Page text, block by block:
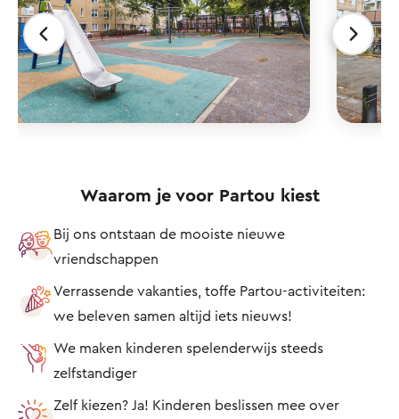
Waarom je voor Partou kiest
Bij ons ontstaan de mooiste nieuwe
vriendschappen
Verrassende vakanties, toffe Partou-activiteiten:
we beleven samen altijd iets nieuws!
We maken kinderen spelenderwijs steeds
zelfstandiger
Zelf kiezen? Ja! Kinderen beslissen mee over